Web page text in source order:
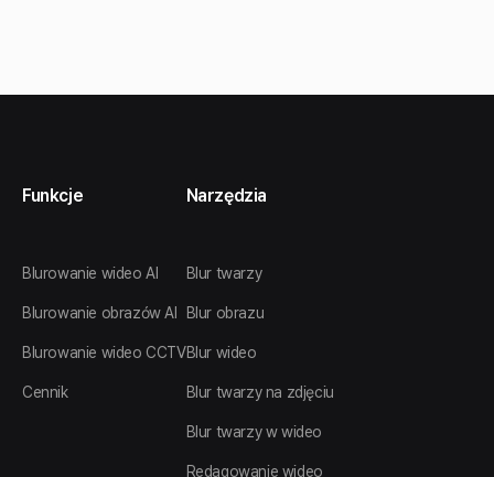
Funkcje
Blurowanie wideo AI
Blurowanie obrazów AI
Blurowanie wideo CCTV
Cennik
Narzędzia
Blur twarzy
Blur obrazu
Blur wideo
Blur twarzy na zdjęciu
Blur twarzy w wideo
Redagowanie wideo